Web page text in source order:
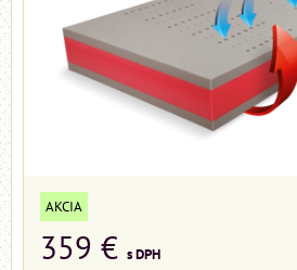
AKCIA
359 € s DPH